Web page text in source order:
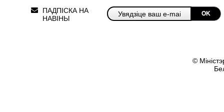
ПАДПІСКА НА
НАВІНЫ
OK
©